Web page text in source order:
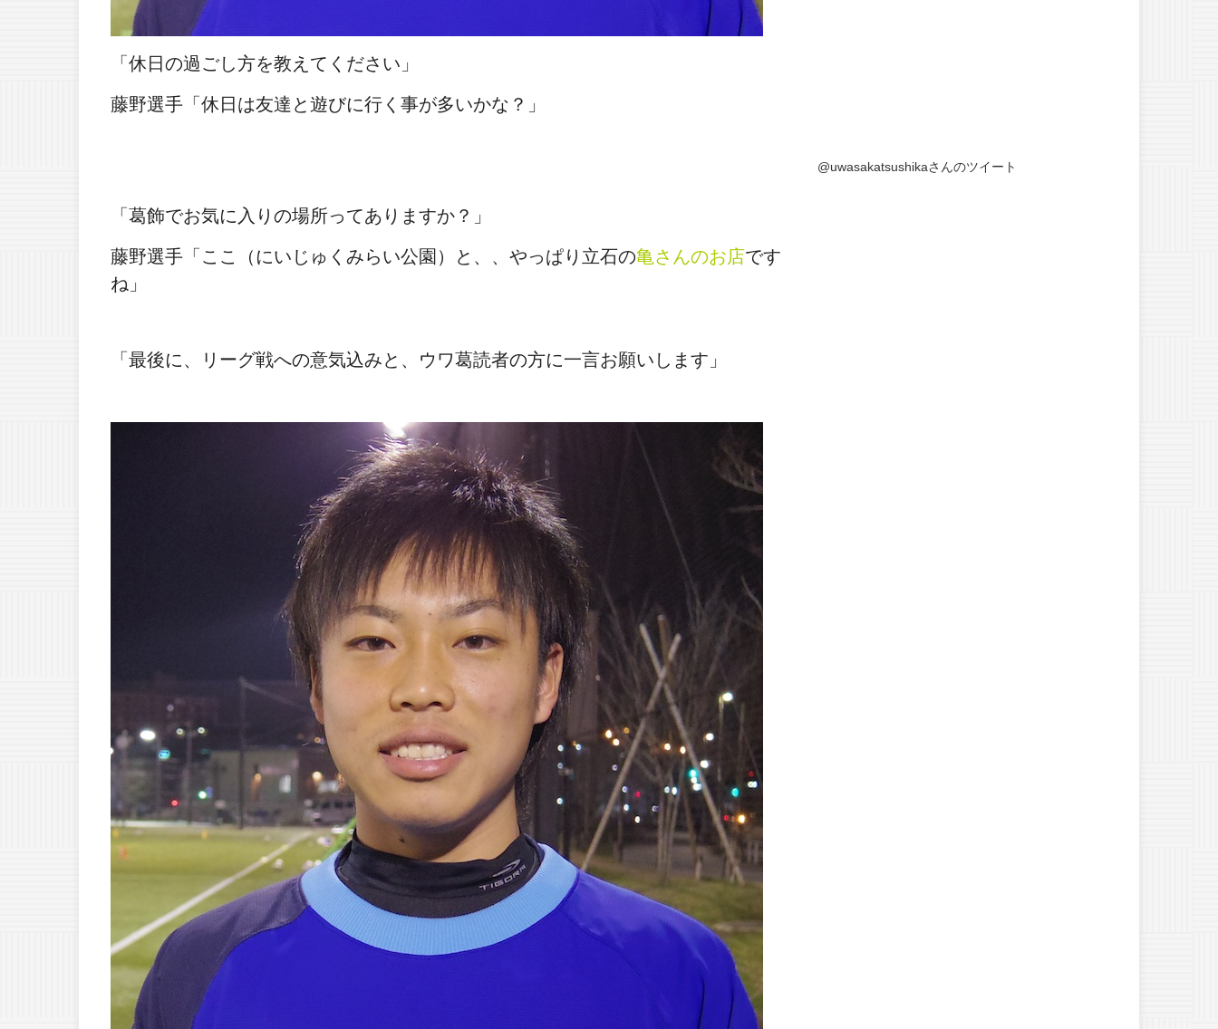
「休日の過ごし方を教えてください」
藤野選手「休日は友達と遊びに行く事が多いかな？」
「葛飾でお気に入りの場所ってありますか？」
藤野選手「ここ（にいじゅくみらい公園）と、、やっぱり立石の亀さんのお店です
ね」
「最後に、リーグ戦への意気込みと、ウワ葛読者の方に一言お願いします」
@uwasakatsushikaさんのツイート